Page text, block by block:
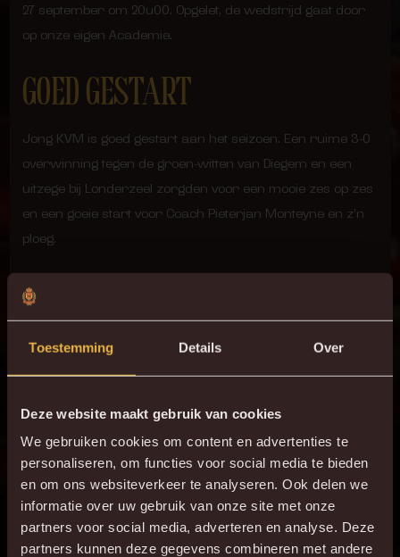
Toestemming Details Over
Deze website maakt gebruik van cookies
We gebruiken cookies om content en advertenties te
personaliseren, om functies voor social media te bieden
en om ons websiteverkeer te analyseren. Ook delen we
informatie over uw gebruik van onze site met onze
partners voor social media, adverteren en analyse. Deze
partners kunnen deze gegevens combineren met andere
27 september om 20u00. Opgelet, de wedstrijd gaat door
op onze eigen Academie.
GOED GESTART
Jong KVM is goed gestart aan het seizoen. Een ruime 3-0
overwinning tegen de groen-witten van Diegem en een
uitzege bij Londerzeel zorgden voor een mooie zes op zes
en een goeie start voor Coach Pieterjan Monteyne en z’n
ploeg.
Kom jong KV Mechelen zeker eens aanmoedigen tijdens
Bornem.